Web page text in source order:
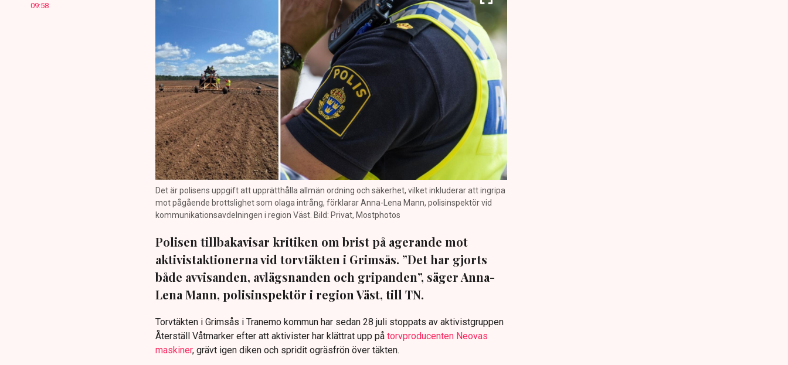
09:58
Det är polisens uppgift att upprätthålla allmän ordning och säkerhet, vilket inkluderar att ingripa
mot pågående brottslighet som olaga intrång, förklarar Anna-Lena Mann, polisinspektör vid
kommunikationsavdelningen i region Väst. Bild: Privat, Mostphotos
Polisen tillbakavisar kritiken om brist på agerande mot
aktivistaktionerna vid torvtäkten i Grimsås. ”Det har gjorts
både avvisanden, avlägsnanden och gripanden”, säger Anna-
Lena Mann, polisinspektör i region Väst, till TN.
Torvtäkten i Grimsås i Tranemo kommun har sedan 28 juli stoppats av aktivistgruppen
Återställ Våtmarker efter att aktivister har klättrat upp påtorvproducenten Neovas
maskiner, grävt igen diken och spridit ogräsfrön över täkten.